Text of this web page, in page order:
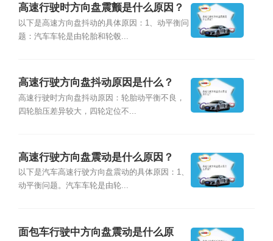
高速行驶时方向盘震颤是什么原因？
以下是高速方向盘抖动的具体原因：1、动平衡问
题：汽车车轮是由轮胎和轮毂...
高速行驶方向盘抖动原因是什么？
高速行驶时方向盘抖动原因：轮胎动平衡不良，
四轮胎压差异较大，四轮定位不...
高速行驶方向盘震动是什么原因？
以下是汽车高速行驶方向盘震动的具体原因：1、
动平衡问题。汽车车轮是由轮...
面包车行驶中方向盘震动是什么原